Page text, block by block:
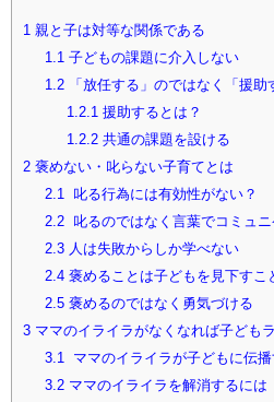
1 親と子は対等な関係である
1.1 子どもの課題に介入しない
1.2「放任する」のではなく「援助
1.2.1 援助するとは？
1.2.2共通の課題を設ける
2 褒めない・叱らない子育てとは
2.1
叱る行為には有効性がない？
2.2叱るのではなく言葉でコミュニ
2.3人は失敗からしか学べない
2.4褒めることは子どもを見下すこ
2.5褒めるのではなく勇気づける
3 ママのイライラがなくなれば子ども
3.1
ママのイライラが子どもに伝播
3.2ママのイライラを解消するには